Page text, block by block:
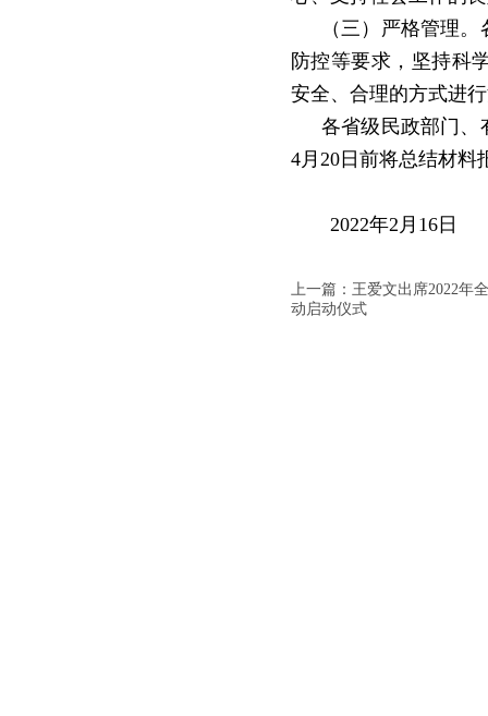
（三）严格管理
防控等要求，坚持科
安全、合理的方式进
各省级民政部门、
4月 20 日前将总结材料
2022年2 月 16 日
上一篇：王爱文出席2022年
动启动仪式